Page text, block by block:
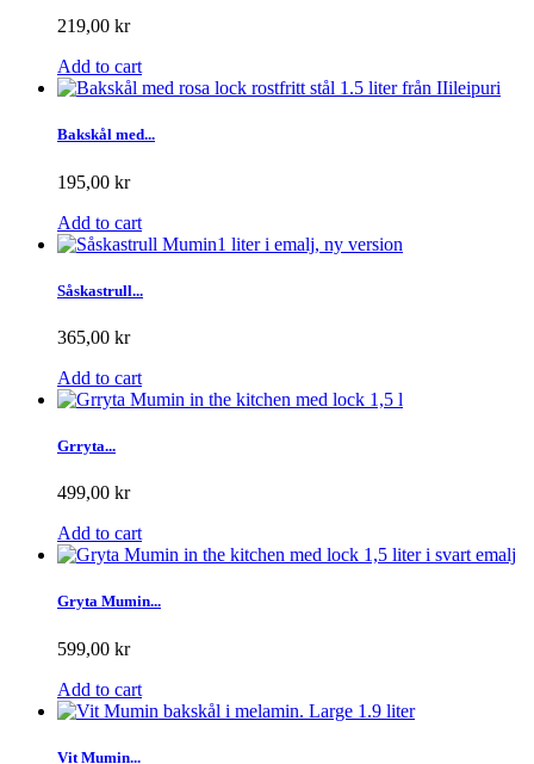
219,00 kr
Add to cart
Bakskål med...
195,00 kr
Add to cart
Såskastrull...
365,00 kr
Add to cart
Grryta...
499,00 kr
Add to cart
Gryta Mumin...
599,00 kr
Add to cart
Vit Mumin...